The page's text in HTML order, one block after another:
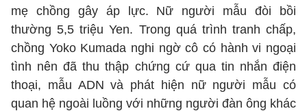
mẹ chồng gây áp lực. Nữ người mẫu đòi bồi
thường 5,5 triệu Yen. Trong quá trình tranh chấp,
chồng Yoko Kumada nghi ngờ cô có hành vi ngoại
tình nên đã thu thập chứng cứ qua tin nhắn điện
thoại, mẫu ADN và phát hiện nữ người mẫu có
quan hệ ngoài luồng với những người đàn ông khác